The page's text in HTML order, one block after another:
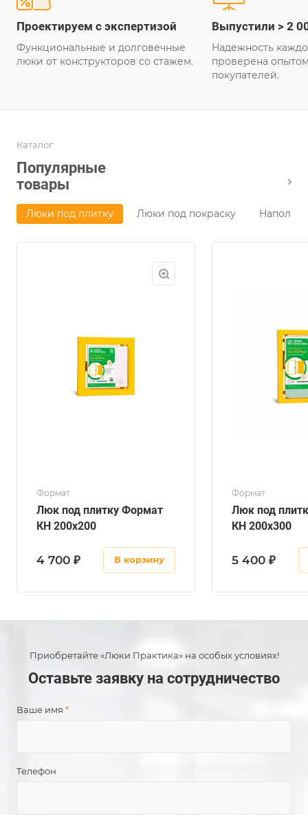
Проектируем с экспертизой
Функциональные и долговечные
люки от конструкторов со стажем.
Выпустили > 2
Надежность
проверена
покупателей.
Каталог
Популярные
товары
Люки под плитку Люки под покраску
Формат
Люк под плитку Формат
КН 200х200
4 700 ₽ В корзину
Формат
Люк под
КН 200х300
5 400 ₽
Приобретайте «Люки Практика» на особых условиях!
Оставьте заявку на сотрудничество
Ваше имя *
Телефон